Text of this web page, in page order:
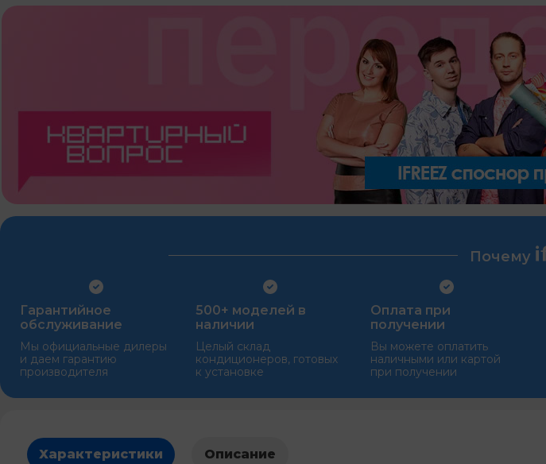
Почему
Гарантийное
обслуживание
Мы официальные дилеры
и даем гарантию
производителя
500+ моделей в
наличии
Целый склад
кондиционеров, готовых
к установке
Оплата при
получении
Вы можете оплатить
наличными или картой
при получении
Характеристики Описание